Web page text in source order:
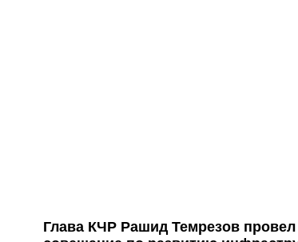
Глава КЧР Рашид Темрезов провел